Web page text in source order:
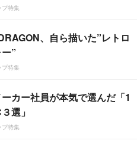
プ特集
、自ら描いた”レトロ
”
プ特集
カー社員が本気で選んだ「1
選」
プ特集